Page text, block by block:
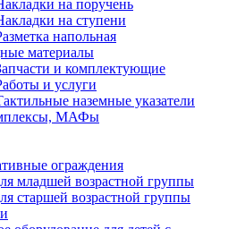
на поручень
на ступени
напольная
материалы
и комплектующие
и услуги
наземные указатели
МАФы
ограждения
младшей возрастной группы
старшей возрастной группы